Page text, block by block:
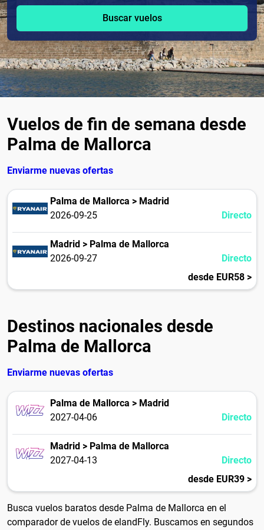
Buscar vuelos
Vuelos de fin de semana desde
Palma de Mallorca
Enviarme nuevas ofertas
Palma de Mallorca > Madrid
2026-09-25
Directo
Madrid > Palma de Mallorca
2026-09-27
Directo
desde EUR58 >
Destinos nacionales desde
Palma de Mallorca
Enviarme nuevas ofertas
Palma de Mallorca > Madrid
2027-04-06
Directo
Madrid > Palma de Mallorca
2027-04-13
Directo
desde EUR39 >
Busca vuelos baratos desde Palma de Mallorca en el
comparador de vuelos de elandFly. Buscamos en segundos